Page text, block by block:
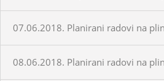
07.06.2018. Planirani radovi na
08.06.2018. Planirani radovi na